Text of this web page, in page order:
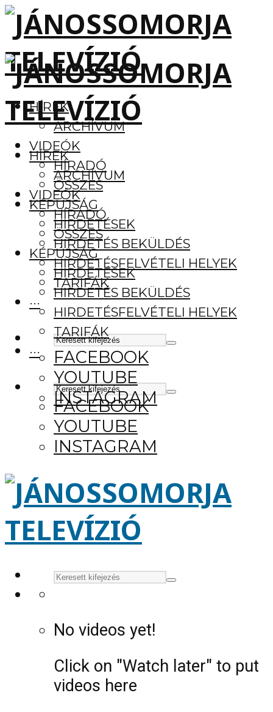
HÍREK
ARCHÍVUM
VIDEÓK
HÍRADÓ
ÖSSZES
KÉPÚJSÁG
HIRDETÉSEK
HIRDETÉS BEKÜLDÉS
HIRDETÉSFELVÉTELI HELYEK
TARIFÁK
···
FACEBOOK
YOUTUBE
INSTAGRAM
HÍREK
ARCHÍVUM
VIDEÓK
HÍRADÓ
ÖSSZES
KÉPÚJSÁG
HIRDETÉSEK
HIRDETÉS BEKÜLDÉS
HIRDETÉSFELVÉTELI HELYEK
TARIFÁK
···
FACEBOOK
YOUTUBE
INSTAGRAM
No videos yet!
Click on "Watch later" to put
videos here